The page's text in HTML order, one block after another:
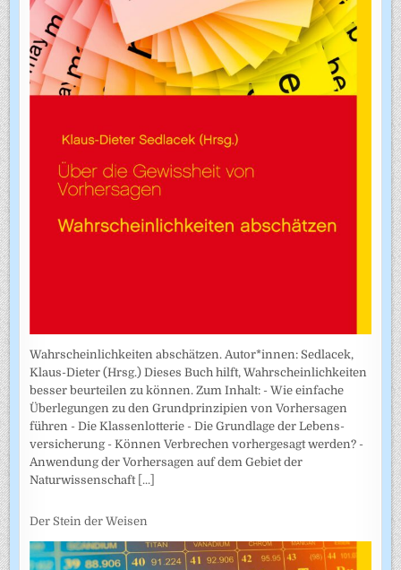
Wahrscheinlichkeiten abschätzen. Autor*innen: Sedlacek,
Klaus-Dieter (Hrsg.) Dieses Buch hilft, Wahrscheinlichkeiten
besser beurteilen zu können. Zum Inhalt: - Wie einfache
Überlegungen zu den Grundprinzipien von Vorhersagen
führen - Die Klassenlotterie - Die Grundlage der Lebens­
versicherung - Können Verbrechen vorhergesagt werden? -
Anwendung der Vorhersagen auf dem Gebiet der
Naturwissenschaft [...]
Der Stein der Weisen